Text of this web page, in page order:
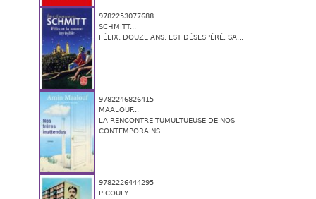
9782253077688
SCHMITT...
FÉLIX, DOUZE ANS, EST DÉSESPÉRÉ. SA...
9782246826415
MAALOUF...
LA RENCONTRE TUMULTUEUSE DE NOS
CONTEMPORAINS...
9782226444295
PICOULY...